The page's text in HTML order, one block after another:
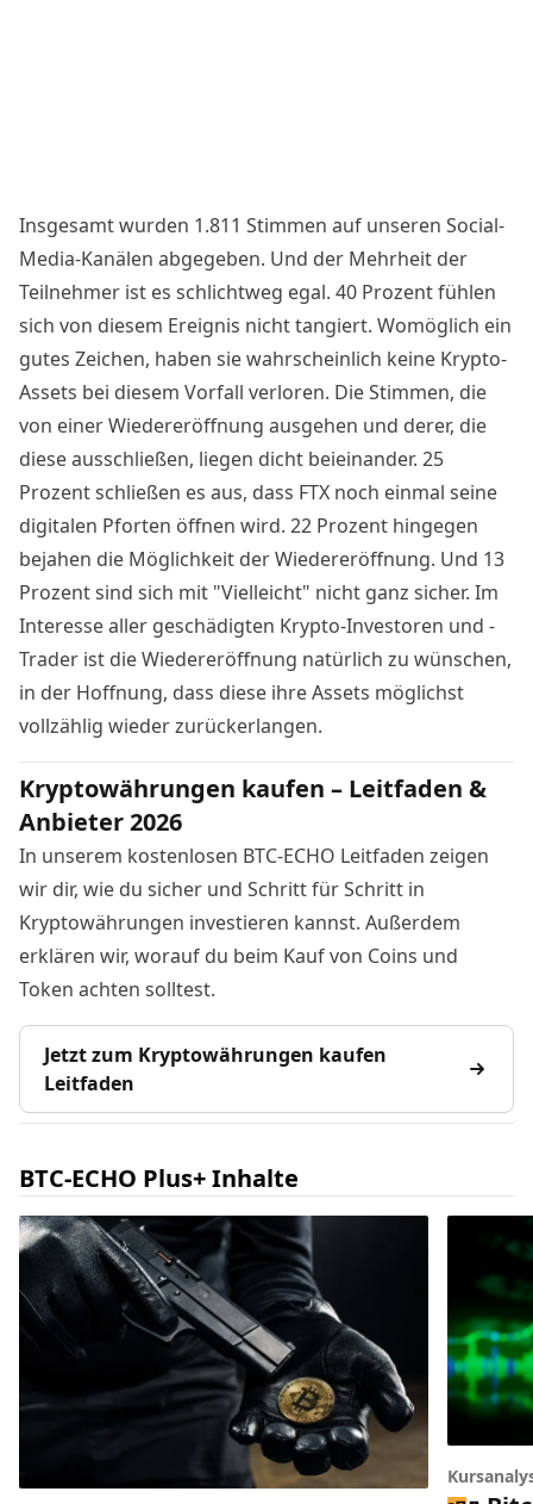
Insgesamt wurden 1.811 Stimmen auf unseren Social-
Media-Kanälen abgegeben. Und der Mehrheit der
Teilnehmer ist es schlichtweg egal. 40 Prozent fühlen
sich von diesem Ereignis nicht tangiert. Womöglich ein
gutes Zeichen, haben sie wahrscheinlich keine Krypto-
Assets bei diesem Vorfall verloren. Die Stimmen, die
von einer Wiedereröffnung ausgehen und derer, die
diese ausschließen, liegen dicht beieinander. 25
Prozent schließen es aus, dass FTX noch einmal seine
digitalen Pforten öffnen wird. 22 Prozent hingegen
bejahen die Möglichkeit der Wiedereröffnung. Und 13
Prozent sind sich mit "Vielleicht" nicht ganz sicher. Im
Interesse aller geschädigten Krypto-Investoren und -
Trader ist die Wiedereröffnung natürlich zu wünschen,
in der Hoffnung, dass diese ihre Assets möglichst
vollzählig wieder zurückerlangen.
Kryptowährungen kaufen – Leitfaden &
Anbieter 2026
In unserem kostenlosen BTC-ECHO Leitfaden zeigen
wir dir, wie du sicher und Schritt für Schritt in
Kryptowährungen investieren kannst. Außerdem
erklären wir, worauf du beim Kauf von Coins und
Token achten solltest.
Jetzt zum Kryptowährungen kaufen
Leitfaden
BTC-ECHO Plus+ Inhalte